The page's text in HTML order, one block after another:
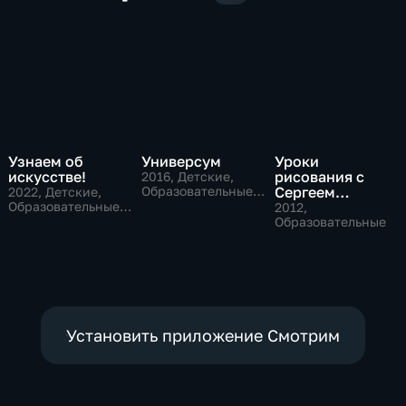
Узнаем об
искусстве!
2022, Детские,
Образовательные,
Универсум
2016, Детские,
Образовательные,
Уроки
рисования с
Сергеем
Андриякой
2012,
Образовательные
Установить приложение Смотрим